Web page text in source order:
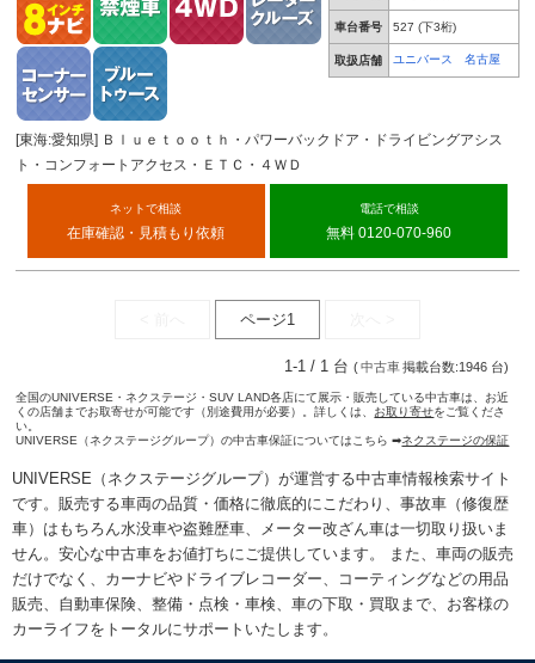
車台番号 527 (下3桁)
取扱店舗 ユニバース 名古屋
[東海:愛知県] Ｂｌｕｅｔｏｏｔｈ・パワーバックドア・ドライビングアシス
ト・コンフォートアクセス・ＥＴＣ・４ＷＤ
ネットで相談
在庫確認・見積もり依頼
電話で相談
無料 0120-070-960
ページ1
1-1 / 1 台 (中古車掲載台数:1946 台)
全国のUNIVERSE・ネクステージ・SUV LAND各店にて展示・販売している中古車は、お近
くの店舗までお取寄せが可能です（別途費用が必要）。詳しくは、 お取り寄せをご覧くださ
い。
UNIVERSE（ネクステージグループ）の中古車保証についてはこちら ➡ネクステージの保証
UNIVERSE（ネクステージグループ）が運営する中古車情報検索サイト
です。販売する車両の品質・価格に徹底的にこだわり、事故車（修復歴
車）はもちろん水没車や盗難歴車、メーター改ざん車は一切取り扱いま
せん。安心な中古車をお値打ちにご提供しています。 また、車両の販売
だけでなく、カーナビやドライブレコーダー、コーティングなどの用品
販売、自動車保険、整備・点検・車検、車の下取・買取まで、お客様の
カーライフをトータルにサポートいたします。